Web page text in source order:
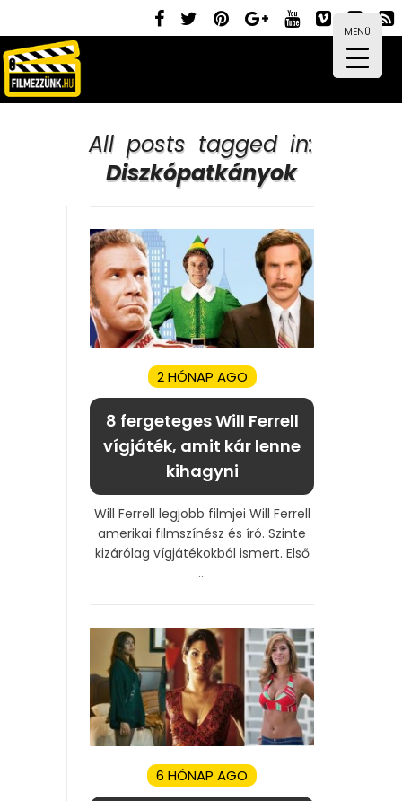
MENÜ
All posts tagged in:
Diszkópatkányok
2 HÓNAP AGO
8 fergeteges Will Ferrell
vígjáték, amit kár lenne
kihagyni
Will Ferrell legjobb filmjei Will Ferrell
amerikai filmszínész és író. Szinte
kizárólag vígjátékokból ismert. Első
...
6 HÓNAP AGO